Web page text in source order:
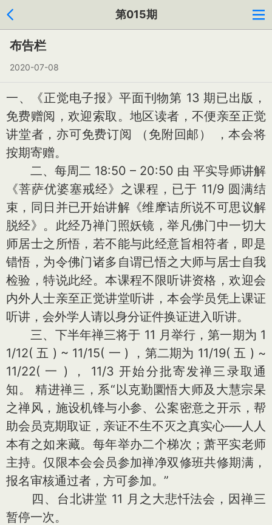
第015期
布告栏
2020-07-08
一、《正觉电子报》平面刊物第 13 期已出版，
免费赠阅，欢迎索取。地区读者，不便亲至正觉
讲堂者，亦可免费订阅 （免附回邮） ，本会将
按期寄赠。
二、每周二 18:50 – 20:50 由 平实导师讲解
《菩萨优婆塞戒经》之课程，已于 11/9 圆满结
束，同日并已开始讲解《维摩诘所说不可思议解
脱经》。此经乃禅门照妖镜，举凡佛门中一切大
师居士之所悟，若不能与此经意旨相符者，即是
错悟，为令佛门诸多自谓已悟之大师与居士自我
检验，特说此经。本课程不限听讲资格，欢迎会
内外人士亲至正觉讲堂听讲，本会学员凭上课证
听讲，会外学人请以身分证件换证进入听讲。
三、下半年禅三将于 11 月举行，第一期为 1
1/12( 五 ) ~ 11/15( 一 ) ，第二期为 11/19( 五 ) ~
11/22( 一 ) ， 11/3 开始分批寄发禅三录取通
知。 精进禅三，系“以克勤圜悟大师及大慧宗杲
之禅风，施设机锋与小参、公案密意之开示，帮
助会员克期取证，亲证不生不灭之真实心──人人
本有之如来藏。每年举办二个梯次；萧平实老师
主持。仅限本会会员参加禅净双修班共修期满，
报名审核通过者，方可参加。”
四、台北讲堂 11 月之大悲忏法会，因禅三
暂停一次。